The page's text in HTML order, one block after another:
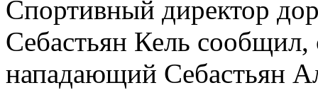
Спортивный директор
Себастьян Кель сообщил,
нападающий Себастьян